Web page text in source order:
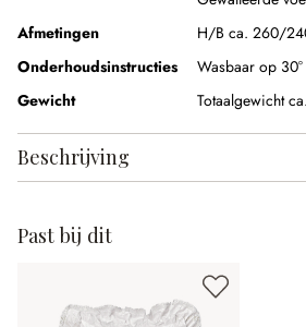
Afmetingen
H/B ca. 260/
Onderhoudsinstructies
Wasbaar op 30°
Gewicht
Totaalgewicht
Beschrijving
Past bij dit